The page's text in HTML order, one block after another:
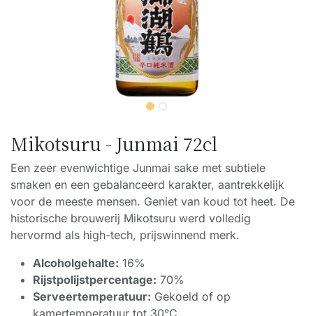
Mikotsuru - Junmai 72cl
Een zeer evenwichtige Junmai sake met subtiele
smaken en een gebalanceerd karakter, aantrekkelijk
voor de meeste mensen. Geniet van koud tot heet. De
historische brouwerij Mikotsuru werd volledig
hervormd als high-tech, prijswinnend merk.
Alcoholgehalte: 16%
Rijstpolijstpercentage: 70%
Serveertemperatuur: Gekoeld of op
kamertemperatuur tot 30°C